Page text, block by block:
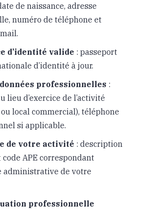
de naissance, adresse
numéro de téléphone et
d’identité valide : passeport
d’identité à jour.
professionnelles :
lieu d’exercice de l’activité
local commercial), téléphone
si applicable.
de votre activité : description
code APE correspondant
administrative de votre
professionnelle